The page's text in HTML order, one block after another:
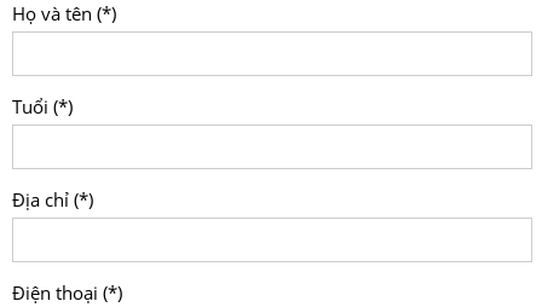
Họ và tên (*)
Tuổi (*)
Địa chỉ (*)
Điện thoại (*)